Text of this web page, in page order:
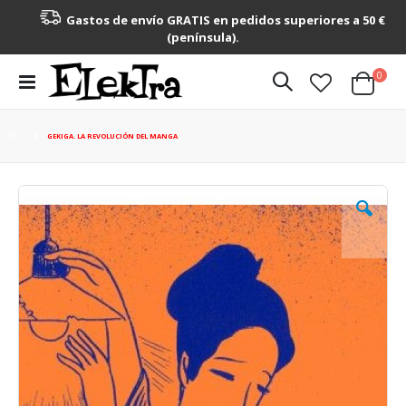
Gastos de envío GRATIS en pedidos superiores a 50 €
(península).
Toggle
Nav
Cart
0
GEKIGA. LA REVOLUCIÓN DEL MANGA
Saltar
al
final
de
galería
de
imágenes